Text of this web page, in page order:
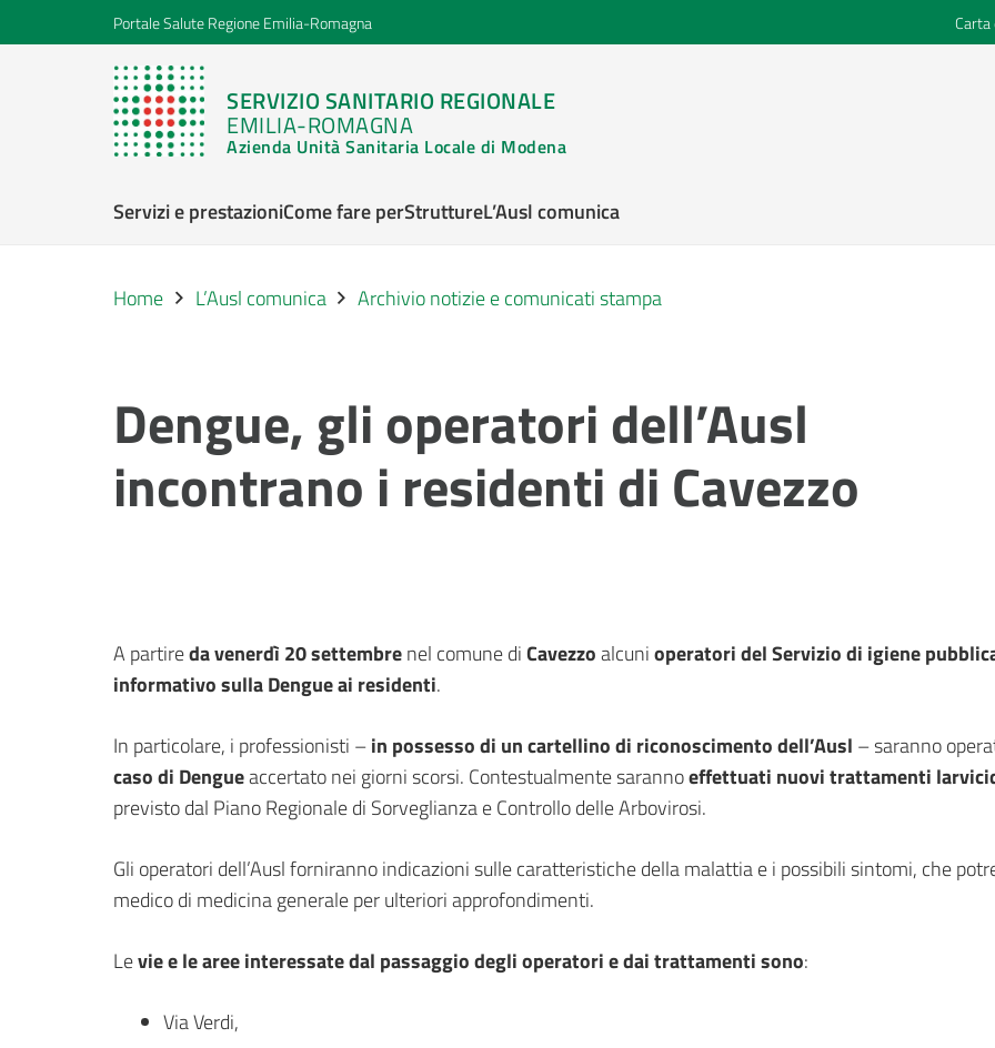
Portale Salute Regione Emilia-Romagna Carta
SERVIZIO SANITARIO REGIONALE
EMILIA-ROMAGNA
Azienda Unità Sanitaria Locale di Modena
Servizi e prestazioniCome fare perStruttureL’Ausl comunica
Home L’Ausl comunica Archivio notizie e comunicati stampa
Dengue, gli operatori dell’Ausl
incontrano i residenti di Cavezzo
A partireda venerdì 20 settembrenel comune diCavezzoalcunioperatori del Servizio di igiene
informativo sulla Dengue ai residenti.
In particolare, i professionisti –in possesso di un cartellino di riconoscimento dell’Ausl – saranno
caso di Dengueaccertato nei giorni scorsi. Contestualmente sarannoeffettuati nuovi trattamenti
previsto dal Piano Regionale di Sorveglianza e Controllo delle Arbovirosi.
Gli operatori dell’Ausl forniranno indicazioni sulle caratteristiche della malattia e i possibili sintomi, che
medico di medicina generale per ulteriori approfondimenti.
Levie e le aree interessate dal passaggio degli operatori e dai trattamenti sono:
Via Verdi,